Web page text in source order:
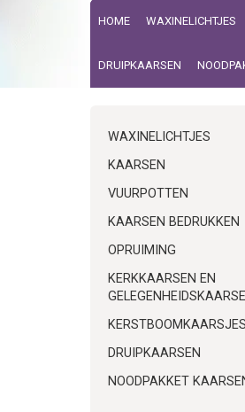
HOME WAXINELICHTJES
DRUIPKAARSEN
WAXINELICHTJES
KAARSEN
VUURPOTTEN
KAARSEN BEDRUKKEN
OPRUIMING
KERKKAARSEN EN
KERSTBOOMKAARSJES
DRUIPKAARSEN
NOODPAKKET